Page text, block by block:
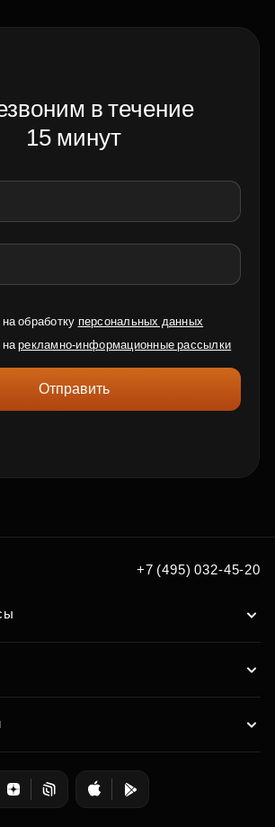
в течение
15 минут
обработку персональных данных
нарекламно-информационные рассылки
Отправить
+7 (495) 032-45-20